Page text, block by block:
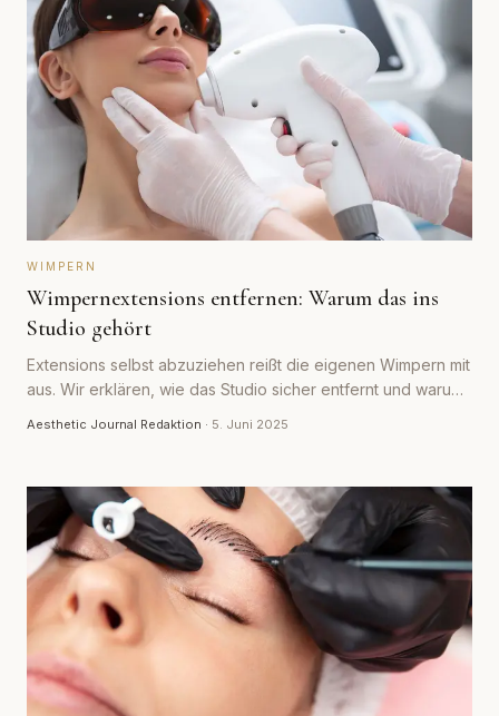
WIMPERN
Wimpernextensions entfernen: Warum das ins
Studio gehört
Extensions selbst abzuziehen reißt die eigenen Wimpern mit
aus. Wir erklären, wie das Studio sicher entfernt und warum
Aesthetic Journal Redaktion · 5. Juni 2025